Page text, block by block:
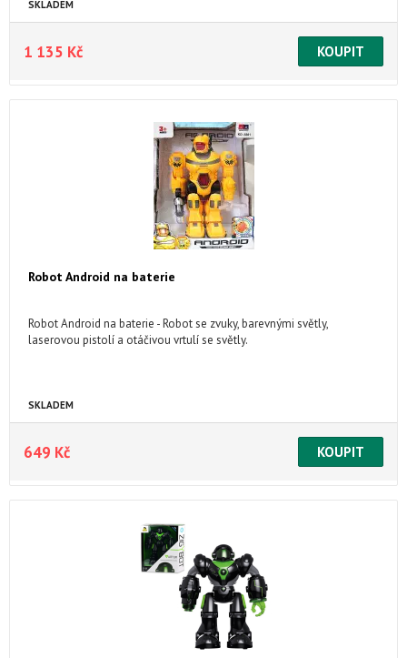
SKLADEM
1 135 Kč
Robot Android na baterie
Robot Android na baterie - Robot se zvuky, barevnými světly,
laserovou pistolí a otáčivou vrtulí se světly.
SKLADEM
649 Kč